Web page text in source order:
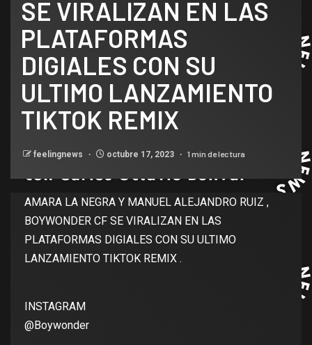
SE VIRALIZAN EN LAS
PLATAFORMAS
DIGIALES CON SU
ULTIMO LANZAMIENTO
TIKTOK REMIX
feelingnews octubre 17, 2023 1 min de lectura
AMARA LA NEGRA Y MANUEL ALEJANDRO RUIZ ,
BOYWONDER CF SE VIRALIZAN EN LAS
PLATAFORMAS DIGIALES CON SU ULTIMO
LANZAMIENTO TIKTOK REMIX .
INSTAGRAM
@Boywonder